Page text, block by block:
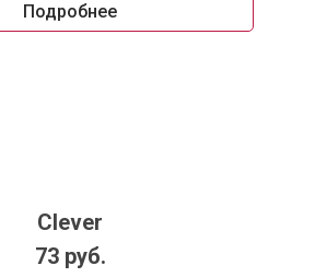
Подробнее
Clever
73 руб.